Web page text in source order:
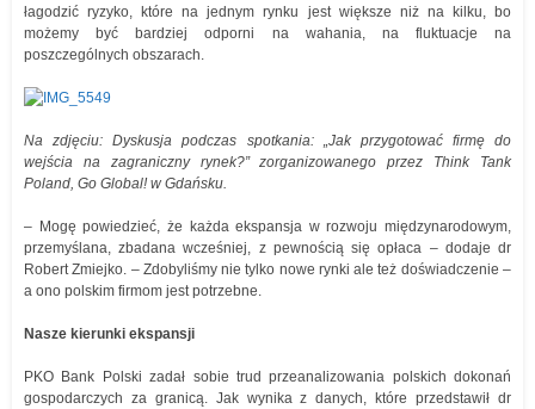
łagodzić ryzyko, które na jednym rynku jest większe niż na kilku, bo
możemy być bardziej odporni na wahania, na fluktuacje na
poszczególnych obszarach.
Na zdjęciu: Dyskusja podczas spotkania: „Jak przygotować firmę do
wejścia na zagraniczny rynek?” zorganizowanego przez Think Tank
Poland, Go Global! w Gdańsku.
– Mogę powiedzieć, że każda ekspansja w rozwoju międzynarodowym,
przemyślana, zbadana wcześniej, z pewnością się opłaca – dodaje dr
Robert Zmiejko. – Zdobyliśmy nie tylko nowe rynki ale też doświadczenie –
a ono polskim firmom jest potrzebne.
Nasze kierunki ekspansji
PKO Bank Polski zadał sobie trud przeanalizowania polskich dokonań
gospodarczych za granicą. Jak wynika z danych, które przedstawił dr